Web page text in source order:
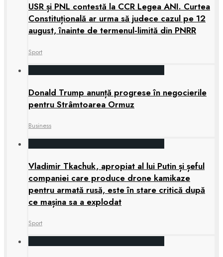
USR și PNL contestă la CCR Legea ANI. Curtea
Constituțională ar urma să judece cazul pe 12
august, înainte de termenul-limită din PNRR
Sport
Donald Trump anunță progrese în negocierile
pentru Strâmtoarea Ormuz
Business
Vladimir Tkachuk, apropiat al lui Putin și șeful
companiei care produce drone kamikaze
pentru armată rusă, este în stare critică după
ce mașina sa a explodat
Sport